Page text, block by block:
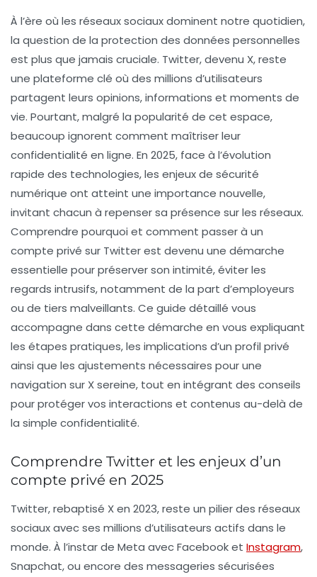
À l’ère où les réseaux sociaux dominent notre quotidien,
la question de la protection des données personnelles
est plus que jamais cruciale. Twitter, devenu X, reste
une plateforme clé où des millions d’utilisateurs
partagent leurs opinions, informations et moments de
vie. Pourtant, malgré la popularité de cet espace,
beaucoup ignorent comment maîtriser leur
confidentialité en ligne. En 2025, face à l’évolution
rapide des technologies, les enjeux de sécurité
numérique ont atteint une importance nouvelle,
invitant chacun à repenser sa présence sur les réseaux.
Comprendre pourquoi et comment passer à un
compte privé sur Twitter est devenu une démarche
essentielle pour préserver son intimité, éviter les
regards intrusifs, notamment de la part d’employeurs
ou de tiers malveillants. Ce guide détaillé vous
accompagne dans cette démarche en vous expliquant
les étapes pratiques, les implications d’un profil privé
ainsi que les ajustements nécessaires pour une
navigation sur X sereine, tout en intégrant des conseils
pour protéger vos interactions et contenus au-delà de
la simple confidentialité.
Comprendre Twitter et les enjeux d’un
compte privé en 2025
Twitter, rebaptisé X en 2023, reste un pilier des réseaux
sociaux avec ses millions d’utilisateurs actifs dans le
monde. À l’instar de Meta avec Facebook et Instagram,
Snapchat, ou encore des messageries sécurisées